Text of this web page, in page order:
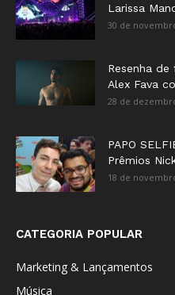
Larissa
30 de
Resenha
Alex Fava
28 de
PAPO
Prêmios
18 de
CATEGORIA POPULAR
Marketing & Lançamentos
Música